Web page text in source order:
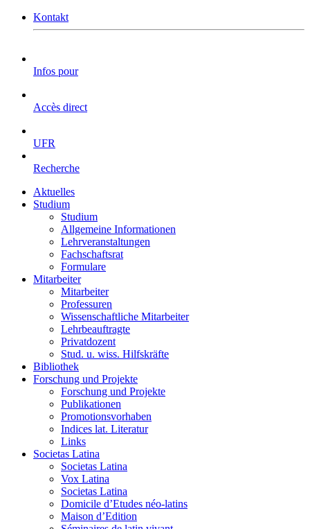
Kontakt
Infos pour
Accès direct
UFR
Recherche
Aktuelles
Studium
Studium
Allgemeine Informationen
Lehrveranstaltungen
Fachschaftsrat
Formulare
Mitarbeiter
Mitarbeiter
Professuren
Wissenschaftliche Mitarbeiter
Lehrbeauftragte
Privatdozent
Stud. u. wiss. Hilfskräfte
Bibliothek
Forschung und Projekte
Forschung und Projekte
Publikationen
Promotionsvorhaben
Indices lat. Literatur
Links
Societas Latina
Societas Latina
Vox Latina
Societas Latina
Domicile d’Etudes néo-latins
Maison d’Edition